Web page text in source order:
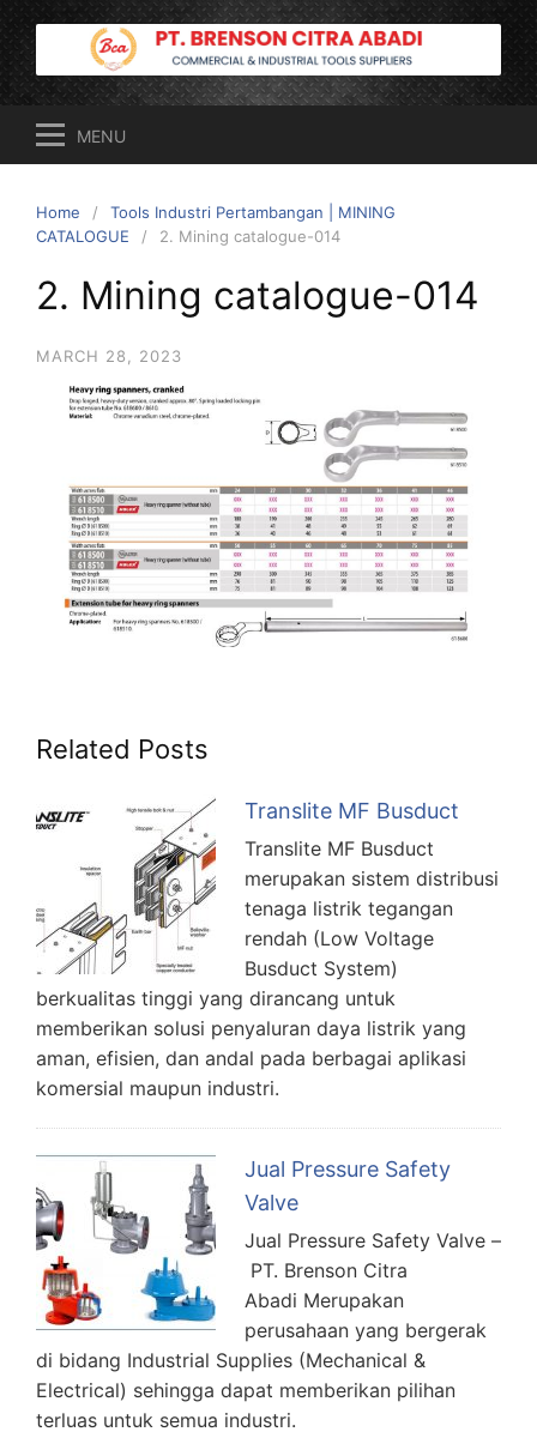
to
content
MENU
Home
Tools Industri Pertambangan | MINING
CATALOGUE
2. Mining catalogue-014
2. Mining catalogue-014
MARCH 28, 2023
Related Posts
Translite MF Busduct
Translite MF Busduct
merupakan sistem distribusi
tenaga listrik tegangan
rendah (Low Voltage
Busduct System)
berkualitas tinggi yang dirancang untuk
memberikan solusi penyaluran daya listrik yang
aman, efisien, dan andal pada berbagai aplikasi
komersial maupun industri.
Jual Pressure Safety
Valve
Jual Pressure Safety Valve –
PT. Brenson Citra
Abadi Merupakan
perusahaan yang bergerak
di bidang Industrial Supplies (Mechanical &
Electrical) sehingga dapat memberikan pilihan
terluas untuk semua industri.